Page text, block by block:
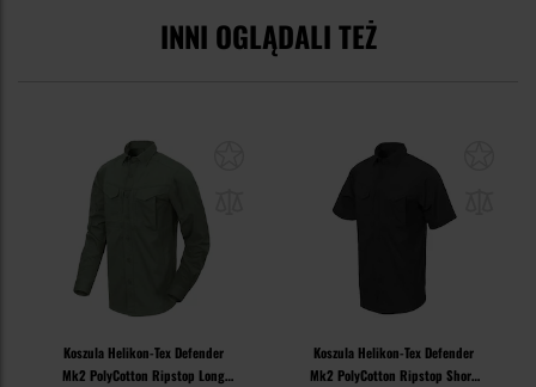
INNI OGLĄDALI TEŻ
Koszula Helikon-Tex Defender
Mk2 PolyCotton Ripstop Long
Koszula Helikon-Tex Defender
Mk2 PolyCotton Ripstop Short